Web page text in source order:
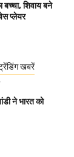
बच्चा, शिवाय बने
प्लेयर
खबरें
ने भारत को